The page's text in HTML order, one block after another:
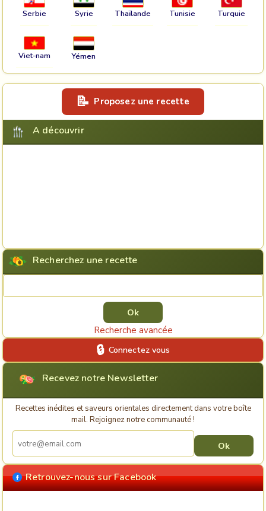
Serbie Syrie Thaïlande Tunisie Turquie
Viet-nam Yémen
Proposez une recette
A découvrir
Recherchez une recette
Recherche avancée
Connectez vous
Recevez notre Newsletter
Recettes inédites et saveurs orientales directement dans votre boîte
mail. Rejoignez notre communauté !
Retrouvez-nous sur Facebook